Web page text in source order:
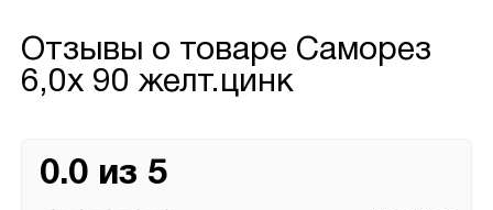
Отзывы о товаре Саморез
6,0х 90 желт.цинк
0.0 из 5